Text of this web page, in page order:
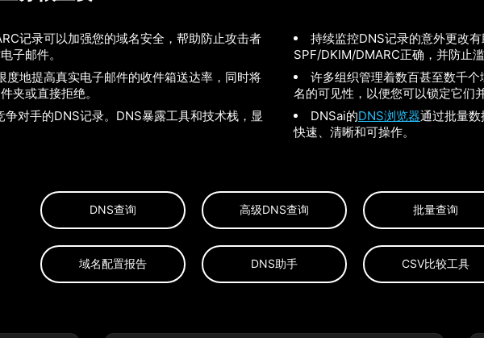
记录可以加强您的域名安全，帮助防止攻击者
子邮件。
度地提高真实电子邮件的收件箱送达率，同时将
夹或直接拒绝。
争对手的DNS记录。DNS暴露工具和技术栈，显
持续监控DNS记录的意外更改
SPF/DKIM/DMARC正确，并防止
许多组织管理着数百甚至数千
名的可见性，以便您可以锁定它们
DNSai的DNS浏览器通过批量
快速、清晰和可操作。
DNS查询 高级DNS查询 批量查询
域名配置报告 DNS助手 CSV比较工具